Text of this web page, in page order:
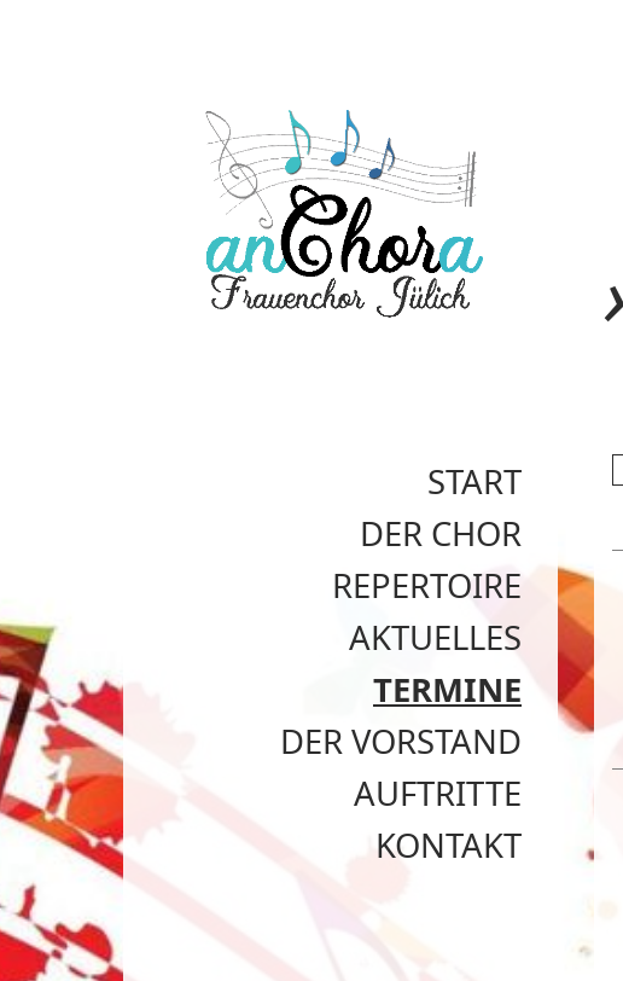
START
DER CHOR
REPERTOIRE
AKTUELLES
TERMINE
DER VORSTAND
AUFTRITTE
KONTAKT